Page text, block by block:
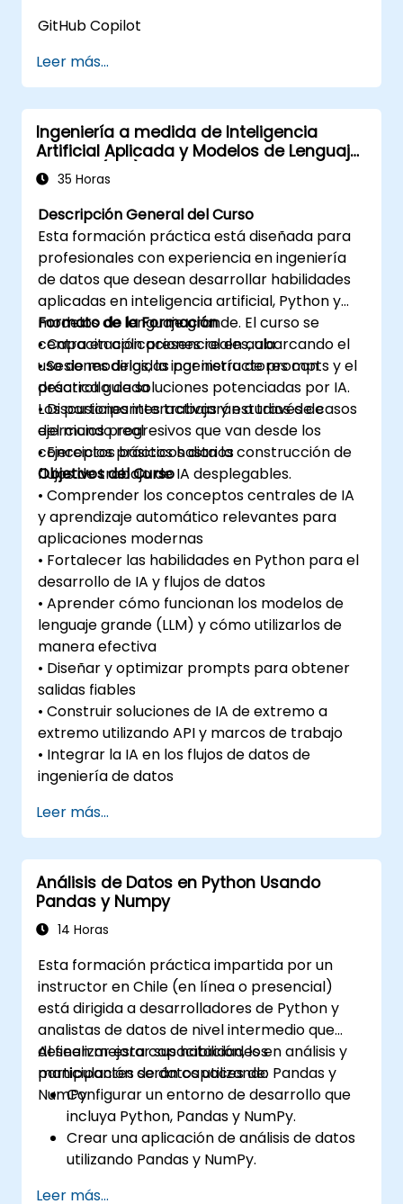
GitHub Copilot
Leer más...
Ingeniería a medida de Inteligencia
Artificial Aplicada y Modelos de Lenguaje
Grande (LLM) con Python
35 Horas
Descripción General del Curso
Esta formación práctica está diseñada para
profesionales con experiencia en ingeniería
de datos que desean desarrollar habilidades
aplicadas en inteligencia artificial, Python y
modelos de lenguaje grande. El curso se
centra en aplicaciones reales, abarcando el
uso de modelos, la ingeniería de prompts y el
desarrollo de soluciones potenciadas por IA.
Los participantes trabajarán a través de
ejercicios progresivos que van desde los
conceptos básicos hasta la construcción de
flujos de trabajo de IA desplegables.
Formato de la Formación
• Capacitación presencial en aula
• Sesiones dirigidas por instructores con
práctica guiada
• Discusiones interactivas y estudios de casos
del mundo real
• Ejercicios prácticos diarios
Objetivos del Curso
• Comprender los conceptos centrales de IA
y aprendizaje automático relevantes para
aplicaciones modernas
• Fortalecer las habilidades en Python para el
desarrollo de IA y flujos de datos
• Aprender cómo funcionan los modelos de
lenguaje grande (LLM) y cómo utilizarlos de
manera efectiva
• Diseñar y optimizar prompts para obtener
salidas fiables
• Construir soluciones de IA de extremo a
extremo utilizando API y marcos de trabajo
• Integrar la IA en los flujos de datos de
ingeniería de datos
Leer más...
Análisis de Datos en Python Usando
Pandas y Numpy
14 Horas
Esta formación práctica impartida por un
instructor en Chile (en línea o presencial)
está dirigida a desarrolladores de Python y
analistas de datos de nivel intermedio que
deseen mejorar sus habilidades en análisis y
manipulación de datos utilizando Pandas y
NumPy.
Al finalizar esta capacitación, los
participantes serán capaces de:
Configurar un entorno de desarrollo que
incluya Python, Pandas y NumPy.
Crear una aplicación de análisis de datos
utilizando Pandas y NumPy.
Leer más...